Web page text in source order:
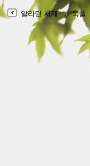
알라딘 서재 ｌ북플